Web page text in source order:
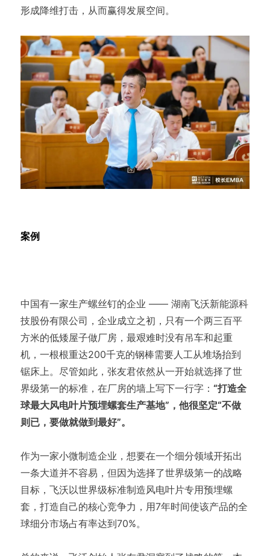
形成降维打击，从而赢得发展空间。
案例
中国有一家生产螺丝钉的企业 —— 湖南飞沃新能源科
技股份有限公司，企业成立之初，只有一个两三百平
方米的低矮屋子做厂房，最艰难时没有吊车和起重
机，一根根重达200千克的钢棒需要人工从堆场抬到
锯床上。尽管如此，张友君依然从一开始就选择了世
界级第一的标准，在厂房的墙上写下一行字： “打造全
球最大风电叶片预埋螺套生产基地”，他很坚定“不做
则已，要做就做到最好”。
作为一家小微制造企业，想要在一个细分领域开拓出
一条大道并不容易，但因为选择了世界级第一的战略
目标，飞沃以世界级标准制造风电叶片专用预埋螺
套，打造自己的核心竞争力，用7年时间使该产品的全
球细分市场占有率达到70%。